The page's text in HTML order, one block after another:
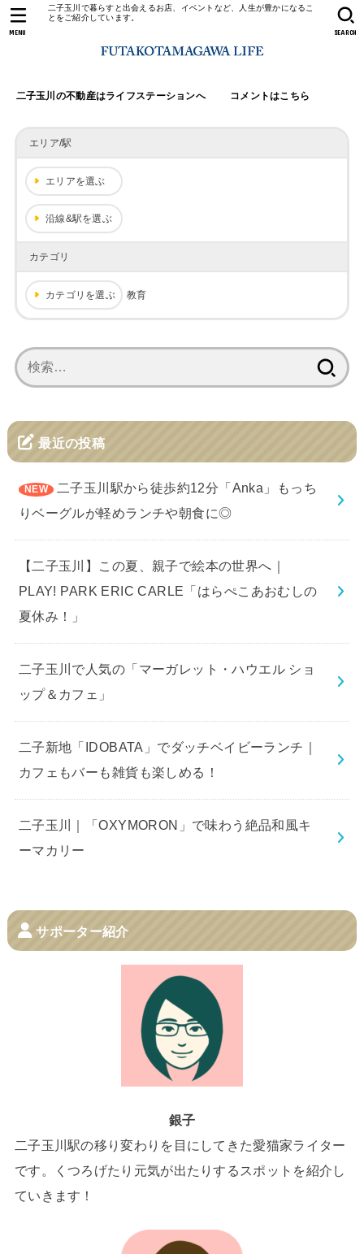
二子玉川で暮らすと出会えるお店、イベントなど、人生が豊かになるこ
とをご紹介しています。
二子玉川の不動産はライフステーションへ コメントはこちら
SEARCH
MENU
エリア/駅
エリアを選ぶ
沿線&駅を選ぶ
カテゴリ
カテゴリを選ぶ 教育
索:
最近の投稿
二子玉川駅から徒歩約12分「Anka」もっち
りベーグルが軽めランチや朝食に◎
【二子玉川】この夏、親子で絵本の世界へ｜
PLAY! PARK ERIC CARLE「はらぺこあおむしの
夏休み！」
二子玉川で人気の「マーガレット・ハウエル ショ
ップ＆カフェ」
二子新地「IDOBATA」でダッチベイビーランチ｜
カフェもバーも雑貨も楽しめる！
二子玉川｜「OXYMORON」で味わう絶品和風キ
ーマカリー
サポーター紹介
銀子
二子玉川駅の移り変わりを目にしてきた愛猫家ライター
です。くつろげたり元気が出たりするスポットを紹介し
ていきます！